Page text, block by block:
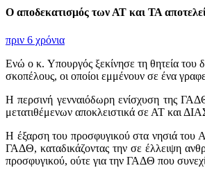
Ο αποδεκατισμός των ΑΤ και ΤΑ
πριν 6 χρόνια
Ενώ ο κ. Υπουργός ξεκίνησε τη θητεία του
σκοπέλους, οι οποίοι εμμένουν σε ένα
Η περσινή γενναιόδωρη ενίσχυση της
μετατιθέμενων αποκλειστικά σε ΑΤ και
Η έξαρση του προσφυγικού στα νησιά του
ΓΑΔΘ, καταδικάζοντας την σε έλλειψη
προσφυγικού, ούτε για την ΓΑΔΘ που